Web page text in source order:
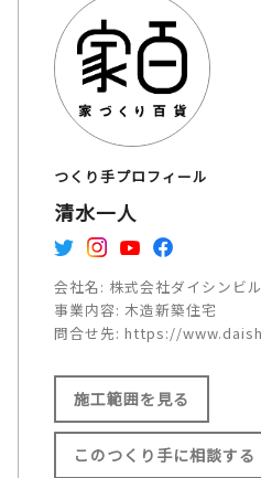
つくり手プロフィール
清水一人
会社名: 株式会社ダイシンビ
事業内容: 木造新築住宅
問合せ先: https://
施工範囲を見る
このつくり手に相談する